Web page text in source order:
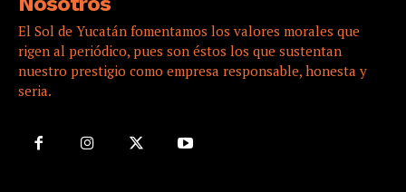
El Sol de Yucatán fomentamos los valores morales que
rigen al periódico, pues son éstos los que sustentan
nuestro prestigio como empresa responsable, honesta y
seria.